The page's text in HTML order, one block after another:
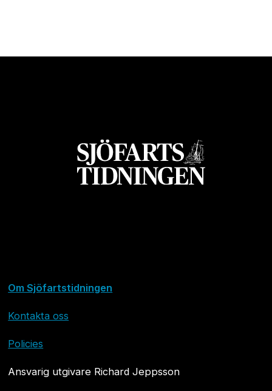
Om Sjöfartstidningen
Kontakta oss
Policies
Ansvarig utgivare Richard Jeppsson